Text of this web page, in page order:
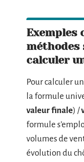
Exemples
méthodes
calculer
Pour calculer un
la formule
valeur finale) /
formule
volumes de
évolution du